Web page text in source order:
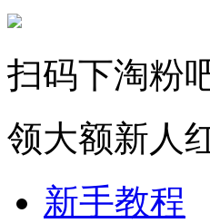
扫码下淘粉
领大额新人
新手教程